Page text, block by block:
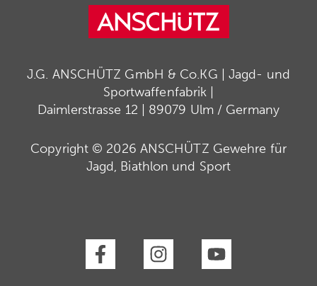
J.G. ANSCHÜTZ GmbH & Co.KG | Jagd- und
Sportwaffenfabrik |
Daimlerstrasse 12 | 89079 Ulm / Germany
Copyright © 2026 ANSCHÜTZ Gewehre für
Jagd, Biathlon und Sport